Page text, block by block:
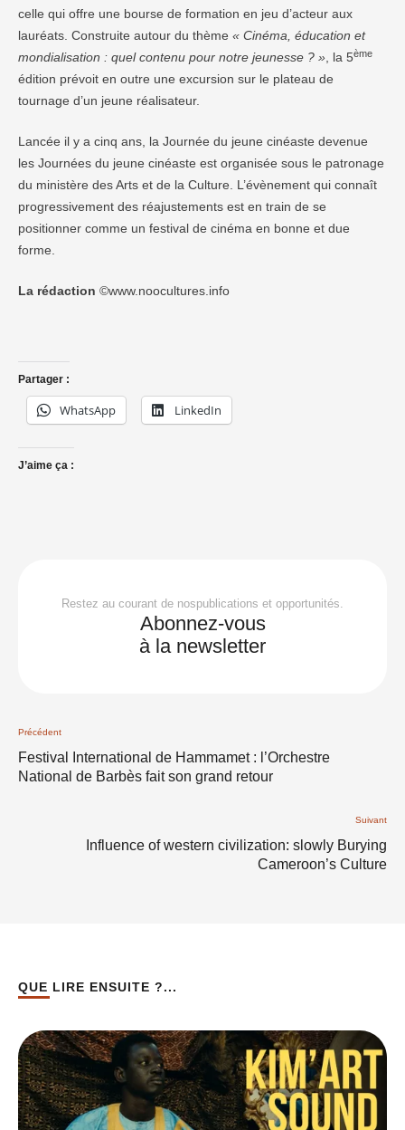
celle qui offre une bourse de formation en jeu d’acteur aux
lauréats. Construite autour du thème « Cinéma, éducation et
mondialisation : quel contenu pour notre jeunesse ? » , la 5ème
édition prévoit en outre une excursion sur le plateau de
tournage d’un jeune réalisateur.
Lancée il y a cinq ans, la Journée du jeune cinéaste devenue
les Journées du jeune cinéaste est organisée sous le patronage
du ministère des Arts et de la Culture. L’évènement qui connaît
progressivement des réajustements est en train de se
positionner comme un festival de cinéma en bonne et due
forme.
La rédaction ©www.noocultures.info
Partager :
WhatsApp LinkedIn
J’aime ça :
Restez au courant de nospublications et opportunités.
Abonnez-vous
à la newsletter
Précédent
Festival International de Hammamet : l’Orchestre
National de Barbès fait son grand retour
Suivant
Influence of western civilization: slowly Burying
Cameroon’s Culture
QUE LIRE ENSUITE ?...